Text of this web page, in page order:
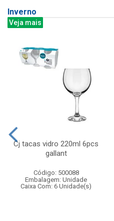
Inverno
Veja mais
Cj tacas vidro 220ml 6pcs
gallant
Código: 500088
Embalagem: Unidade
Caixa Com: 6 Unidade(s)